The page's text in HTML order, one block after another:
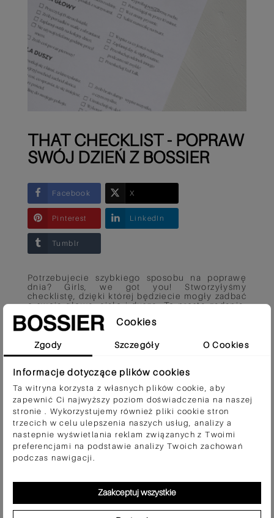
THAT CHECKLIST - POPRAW
SWÓJ DZIEŃ Z BOSSIER
Facebook X
Pinterest LinkedIn
Tumblr
Potrzebujecie szybkiego sposobu na poprawę
dnia? Girls, we got you! Stworzyłyśmy
checklistę, dzięki której będziecie mogły zadbać
o swoją głowę, ciało i duszę. To proste zadania,
które nie wymagają dużej ilości czasu i energii, a
wręcz jesteśmy przekonane, że tej energii Wam
dodadzą! Pobierajcie i odhaczajcie! <3
POBIERZ
Czy ten wpis Ci się podoba?
Tak (0) Nie(0)
Opublikowano w:POBIERZ
Cookies
Zgody Szczegóły O Cookies
Informacje dotyczące plików cookies
Ta witryna korzysta z własnych plików cookie, aby
zapewnić Ci najwyższy poziom doświadczenia na naszej
stronie . Wykorzystujemy również pliki cookie stron
trzecich w celu ulepszenia naszych usług, analizy a
nastepnie wyświetlania reklam związanych z Twoimi
preferencjami na podstawie analizy Twoich zachowań
podczas nawigacji.
Zaakceptuj wszystkie